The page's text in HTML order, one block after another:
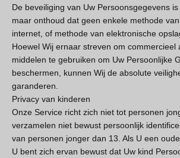
De beveiliging van Uw Persoonsgegevens
maar onthoud dat geen enkele methode
internet, of methode van elektronische
Hoewel Wij ernaar streven om commercieel
middelen te gebruiken om Uw Persoonlijke
beschermen, kunnen Wij de absolute
garanderen.
Privacy van kinderen
Onze Service richt zich niet tot personen
verzamelen niet bewust persoonlijk
van personen jonger dan 13. Als U een
U bent zich ervan bewust dat Uw kind